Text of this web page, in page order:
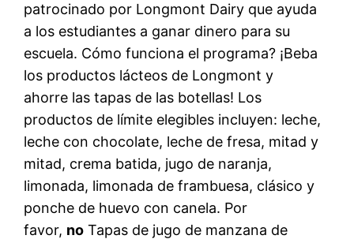
Kala Ihas
milkcaps@rocv.org
patrocinado por Longmont Dairy que ayuda
a los estudiantes a ganar dinero para su
escuela. Cómo funciona el programa? ¡Beba
los productos lácteos de Longmont y
ahorre las tapas de las botellas! Los
productos de límite elegibles incluyen: leche,
leche con chocolate, leche de fresa, mitad y
mitad, crema batida, jugo de naranja,
limonada, limonada de frambuesa, clásico y
ponche de huevo con canela. Por
favor, no Tapas de jugo de manzana de